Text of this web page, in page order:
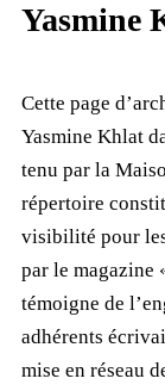
Yasmine
Cette page
Yasmine Khlat
tenu par la
répertoire
visibilité pour
par le magazine
témoigne de
adhérents
mise en réseau